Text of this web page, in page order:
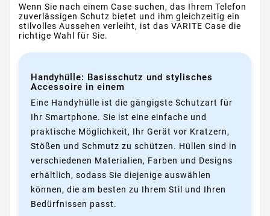
Wenn Sie nach einem Case suchen, das Ihrem Telefon
zuverlässigen Schutz bietet und ihm gleichzeitig ein
stilvolles Aussehen verleiht, ist das VARITE Case die
richtige Wahl für Sie.
Handyhülle: Basisschutz und stylisches
Accessoire in einem
Eine Handyhülle ist die gängigste Schutzart für
Ihr Smartphone. Sie ist eine einfache und
praktische Möglichkeit, Ihr Gerät vor Kratzern,
Stößen und Schmutz zu schützen. Hüllen sind in
verschiedenen Materialien, Farben und Designs
erhältlich, sodass Sie diejenige auswählen
können, die am besten zu Ihrem Stil und Ihren
Bedürfnissen passt.